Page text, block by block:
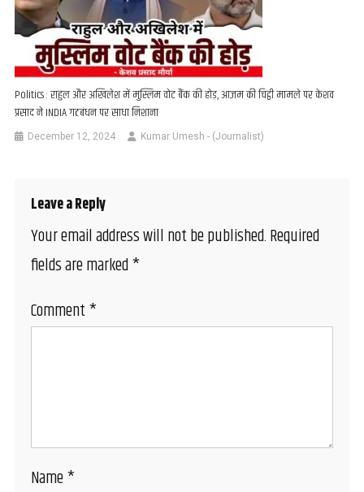
Politics : राहुल और अखिलेश में मुस्लिम वोट बैंक की होड़, आज़म की चिट्ठी मामले पर केशव
प्रसाद ने INDIA गठबंधन पर साधा निशाना
December 12, 2024 Kumar Umesh - (Journalist)
Leave a Reply
Your email address will not be published.Required
fields are marked*
Comment*
Name*